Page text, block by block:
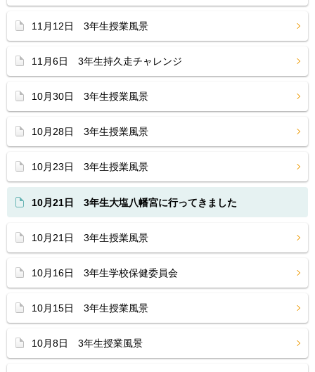
11月12日 3年生授業風景
11月6日 3年生持久走チャレンジ
10月30日 3年生授業風景
10月28日 3年生授業風景
10月23日 3年生授業風景
10月21日 3年生大塩八幡宮に行ってきました
10月21日 3年生授業風景
10月16日 3年生学校保健委員会
10月15日 3年生授業風景
10月8日 3年生授業風景